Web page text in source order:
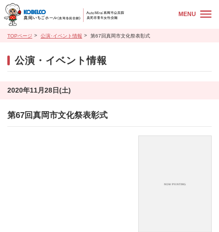
MENU
TOPページ 公演･イベント情報 第67回真岡市文化祭表彰式
公演・イベント情報
2020年11月28日(土)
第67回真岡市文化祭表彰式